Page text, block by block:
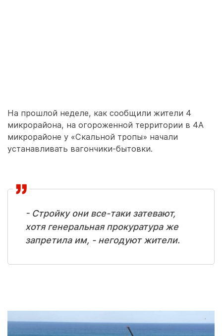
На прошлой неделе, как сообщили жители 4
микрорайона, на огороженной территории в 4А
микрорайоне у «Скальной тропы» начали
устанавливать вагончики-бытовки.
- Стройку они все-таки затевают,
хотя генеральная прокуратура же
запретила им, - негодуют жители.